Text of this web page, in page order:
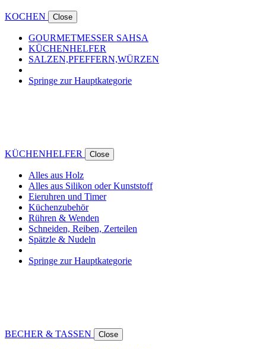
KOCHEN Close
GOURMETMESSER SAHSA
KÜCHENHELFER
SALZEN,PFEFFERN,WÜRZEN
Springe zur Hauptkategorie
KÜCHENHELFER Close
Alles aus Holz
Alles aus Silikon oder Kunststoff
Eieruhren und Timer
Küchenzubehör
Rühren & Wenden
Schneiden, Reiben, Zerteilen
Spätzle & Nudeln
Springe zur Hauptkategorie
BECHER & TASSEN Close